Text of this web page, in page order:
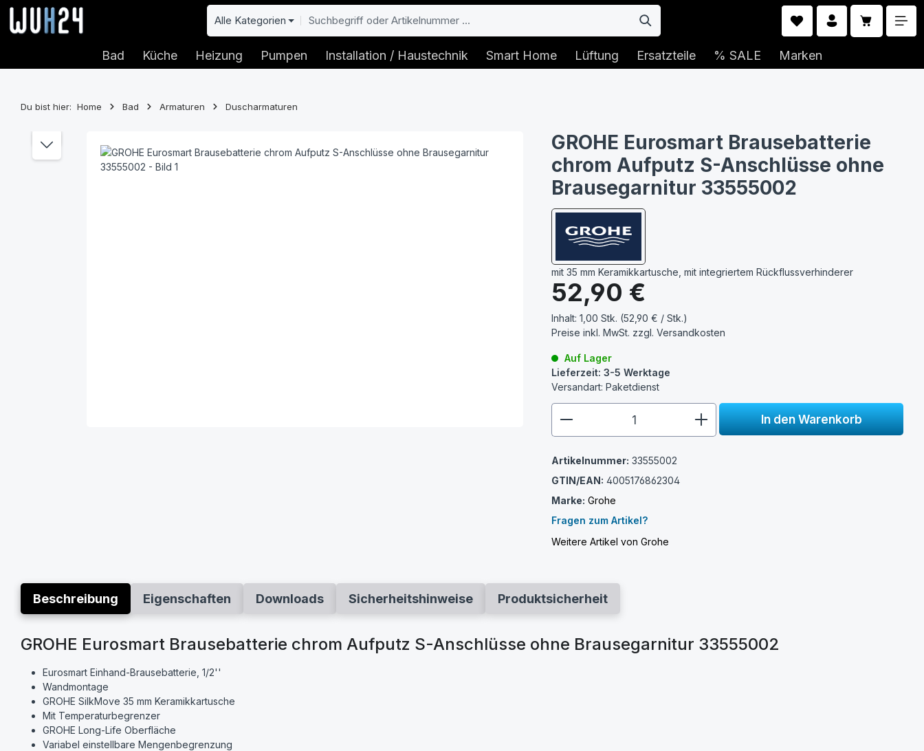
Hauptinhalt springen
Zur Suche springen
Zur Hauptnavigation springen Alle Kategorien
Bad Küche Heizung Pumpen Installation / Haustechnik Smart Home Lüftung Ersatzteile % SALE Marken
Du bist hier: Home Bad Armaturen Duscharmaturen
GROHE Eurosmart Brausebatterie
chrom Aufputz S-Anschlüsse ohne
Brausegarnitur 33555002
mit 35 mm Keramikkartusche, mit integriertem Rückflussverhinderer
52,90 €
Inhalt:1,00 Stk. (52,90 € / Stk.)
Preise inkl. MwSt. zzgl.Versandkosten
Auf Lager
Lieferzeit: 3-5 Werktage
Versandart: Paketdienst
In den Warenkorb
Artikelnummer: 33555002
GTIN/EAN: 4005176862304
Marke: Grohe
Fragen zum Artikel?
Weitere Artikel von Grohe
Beschreibung Eigenschaften Downloads Sicherheitshinweise Produktsicherheit
GROHE Eurosmart Brausebatterie chrom Aufputz S-Anschlüsse ohne Brausegarnitur 33555002
Eurosmart Einhand-Brausebatterie, 1/2''
Wandmontage
GROHE SilkMove 35 mm Keramikkartusche
Mit Temperaturbegrenzer
GROHE Long-Life Oberfläche
Variabel einstellbare Mengenbegrenzung